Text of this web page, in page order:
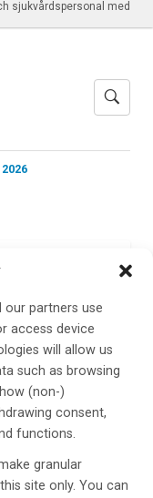
our partners use
access device
will allow us
such as browsing
(non-)
consent,
functions.
granular
site only. You can
sjukvårdspersonal med